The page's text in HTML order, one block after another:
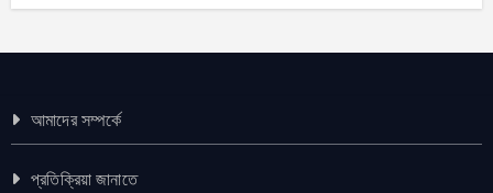
আমাদের সম্পর্কে
প্রতিক্রিয়া জানাতে